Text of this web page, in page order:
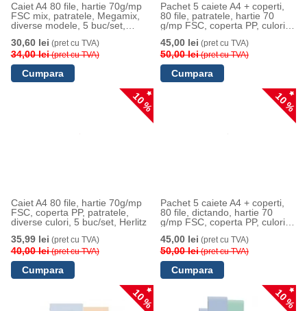
Caiet A4 80 file, hartie 70g/mp
FSC mix, patratele, Megamix,
diverse modele, 5 buc/set,
30,60 lei (pret cu TVA)
34,00 lei(pret cu TVA)
Pachet 5 caiete A4 + coperti,
80 file, patratele, hartie 70
g/mp FSC, coperta PP, culori
45,00 lei (pret cu TVA)
50,00 lei(pret cu TVA)
10 %
Caiet A4 80 file, hartie 70g/mp
FSC, coperta PP, patratele,
diverse culori, 5 buc/set, Herlitz
35,99 lei (pret cu TVA)
40,00 lei(pret cu TVA)
10 %
Pachet 5 caiete A4 + coperti,
80 file, dictando, hartie 70
g/mp FSC, coperta PP, culori
45,00 lei (pret cu TVA)
50,00 lei(pret cu TVA)
10 % 10 %